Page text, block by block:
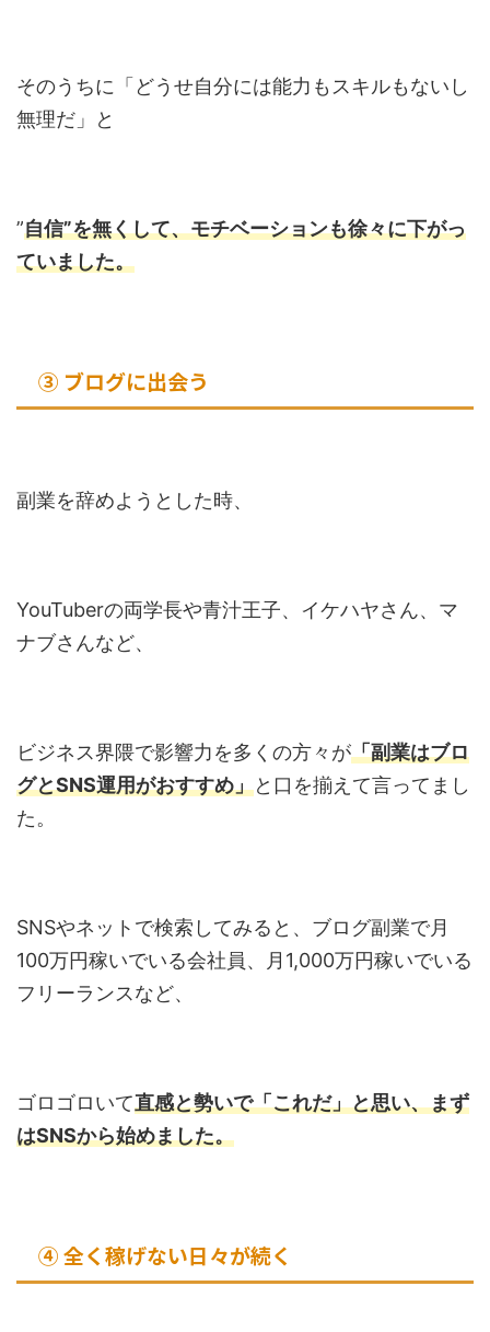
そのうちに「どうせ自分には能力もスキルもないし
無理だ」と
”自信”を無くして、モチベーションも徐々に下がっ
ていました。
③ ブログに出会う
副業を辞めようとした時、
YouTuberの両学長や青汁王子、イケハヤさん、マ
ナブさんなど、
ビジネス界隈で影響力を多くの方々が「副業はブロ
グとSNS運用がおすすめ」と口を揃えて言ってまし
た。
SNSやネットで検索してみると、ブログ副業で月
100万円稼いでいる会社員、月1,000万円稼いでいる
フリーランスなど、
ゴロゴロいて直感と勢いで「これだ」と思い、まず
はSNSから始めました。
④ 全く稼げない日々が続く